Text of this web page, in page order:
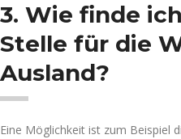
3. Wie finde
Stelle für die
Ausland?
Eine Möglichkeit ist zum Beispiel